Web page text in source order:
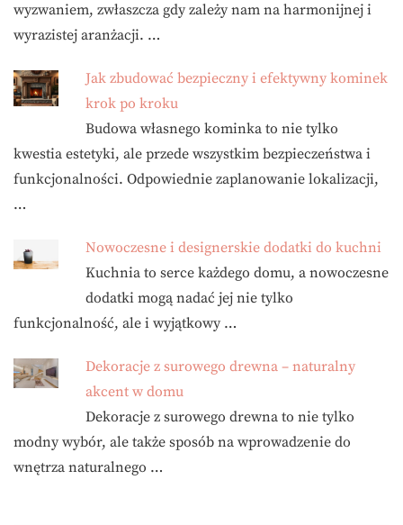
wyzwaniem, zwłaszcza gdy zależy nam na harmonijnej i
wyrazistej aranżacji. …
Jak zbudować bezpieczny i efektywny kominek
krok po kroku
Budowa własnego kominka to nie tylko
kwestia estetyki, ale przede wszystkim bezpieczeństwa i
funkcjonalności. Odpowiednie zaplanowanie lokalizacji,
…
Nowoczesne i designerskie dodatki do kuchni
Kuchnia to serce każdego domu, a nowoczesne
dodatki mogą nadać jej nie tylko
funkcjonalność, ale i wyjątkowy …
Dekoracje z surowego drewna – naturalny
akcent w domu
Dekoracje z surowego drewna to nie tylko
modny wybór, ale także sposób na wprowadzenie do
wnętrza naturalnego …